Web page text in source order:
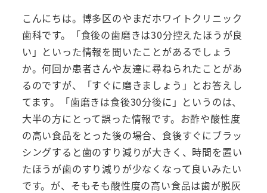
こんにちは。博多区のやまだホワイトクリニック
歯科です。「食後の歯磨きは30分控えたほうが良
い」といった情報を聞いたことがあるでしょう
か。何回か患者さんや友達に尋ねられたことがあ
るのですが、「すぐに磨きましょう」とお答えし
てます。「歯磨きは食後30分後に」というのは、
大半の方にとって誤った情報です。お酢や酸性度
の高い食品をとった後の場合、食後すぐにブラッ
シングすると歯のすり減りが大きく、時間を置い
たほうが歯のすり減りが少なくなって良いみたい
です。が、そもそも酸性度の高い食品は歯が脱灰